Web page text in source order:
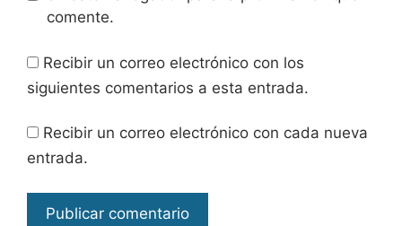
comente.
Recibir un correo electrónico con los
siguientes comentarios a esta entrada.
Recibir un correo electrónico con cada nueva
entrada.